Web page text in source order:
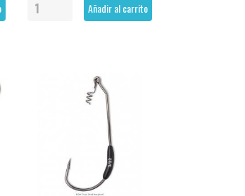
Añadir al carrito